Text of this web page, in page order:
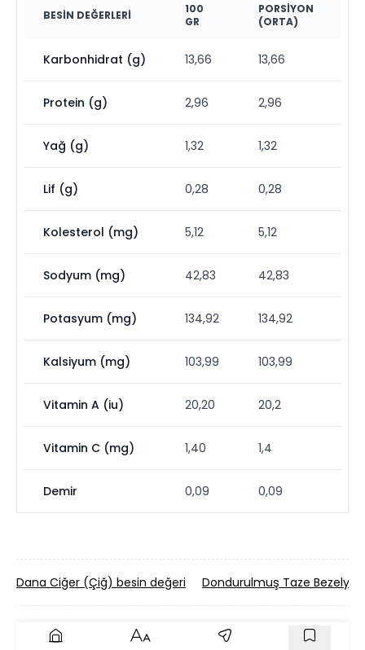
BESIN DEĞERLERI
100
GR
PORSIYON
(ORTA)
Karbonhidrat (g) 13,66 13,66
Protein (g) 2,96 2,96
Yağ (g) 1,32 1,32
Lif (g) 0,28 0,28
Kolesterol (mg) 5,12 5,12
Sodyum (mg) 42,83 42,83
Potasyum (mg) 134,92 134,92
Kalsiyum (mg) 103,99 103,99
Vitamin A (iu) 20,20 20,2
Vitamin C (mg) 1,40 1,4
Demir 0,09 0,09
Dana Ciğer (Çiğ) besin değeri Dondurulmuş Taze Bezelye